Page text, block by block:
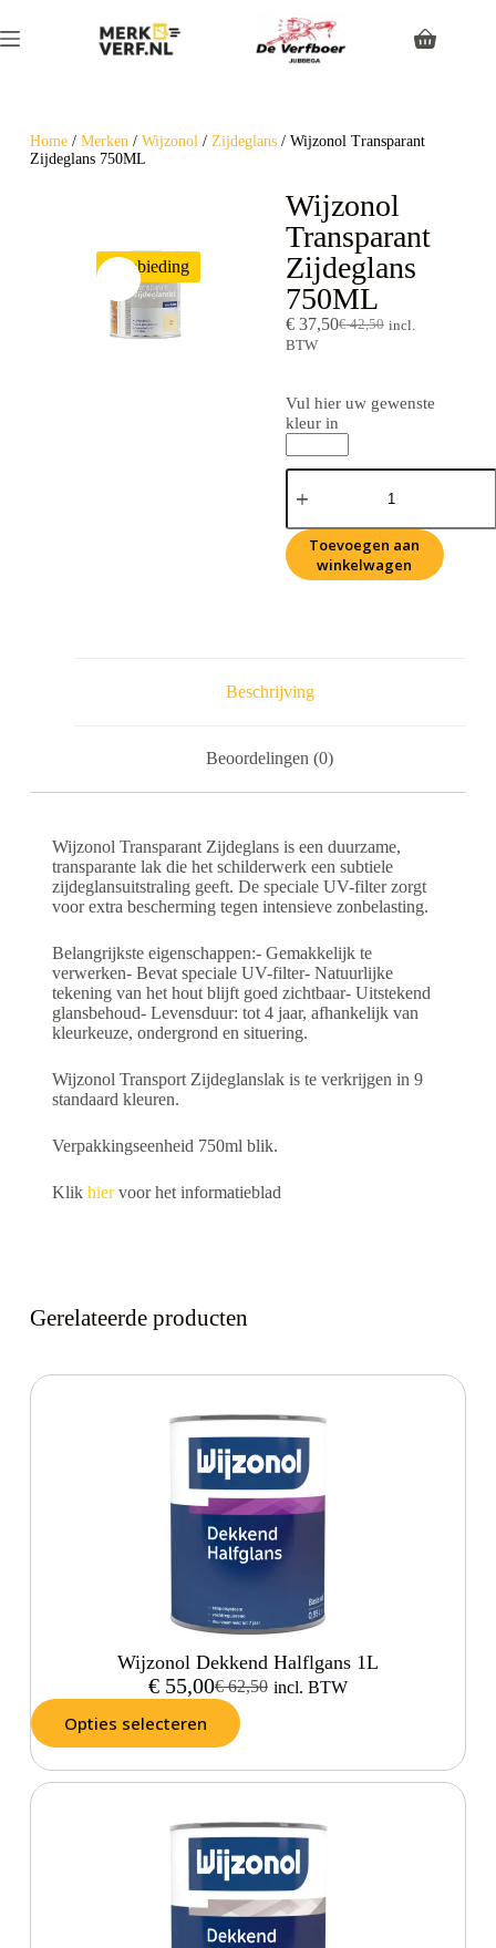
Home/ Merken/ Wijzonol/ Zijdeglans/ Wijzonol Transparant
Zijdeglans 750ML
Aanbieding
Wijzonol
Transparant
Zijdeglans
750ML
€42,50
€37,50
incl.
BTW
Vul hier uw gewenste
kleur in
Toevoegen aan
winkelwagen
Beschrijving
Beoordelingen (0)
Wijzonol Transparant Zijdeglans is een duurzame,
transparante lak die het schilderwerk een subtiele
zijdeglansuitstraling geeft. De speciale UV-filter zorgt
voor extra bescherming tegen intensieve zonbelasting.
Belangrijkste eigenschappen:- Gemakkelijk te
verwerken- Bevat speciale UV-filter- Natuurlijke
tekening van het hout blijft goed zichtbaar- Uitstekend
glansbehoud- Levensduur: tot 4 jaar, afhankelijk van
kleurkeuze, ondergrond en situering.
Wijzonol Transport Zijdeglanslak is te verkrijgen in 9
standaard kleuren.
Verpakkingseenheid 750ml blik.
Klik hiervoor het informatieblad
Gerelateerde producten
Wijzonol Dekkend Halflgans 1L
€62,50
€55,00 incl. BTW
Opties selecteren